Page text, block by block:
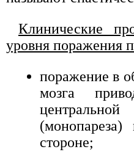
Клинические
уровня поражения
поражение в
мозга
(монопареза)
стороне;